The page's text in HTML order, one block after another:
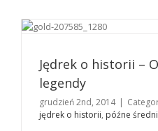
Jędrek o historii –
Jędrek o historii –
legendy
grudzień 2nd, 2014 |
jędrek o historii, późne